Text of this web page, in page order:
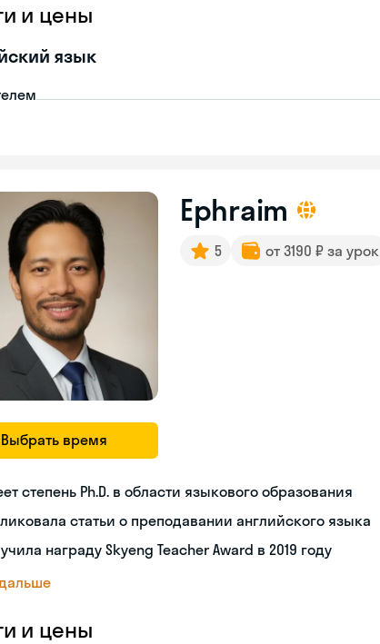
и цены
язык
Выбрать время
Ephraim
5 от 3190 ₽ за урок
степень Ph.D. в области языкового образования
статьи о преподавании английского языка
награду Skyeng Teacher Award в 2019 году
и цены